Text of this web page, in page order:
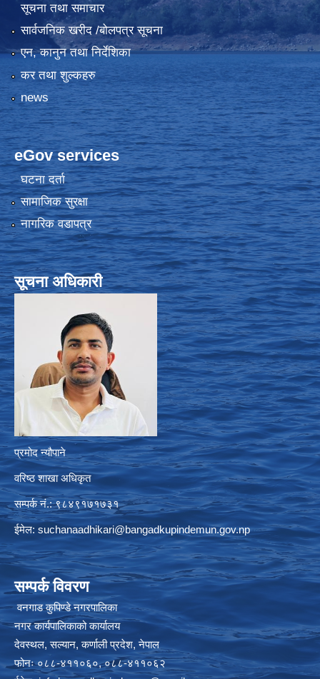
सूचना तथा समाचार
सार्वजनिक खरीद /बोलपत्र सूचना
एन, कानुन तथा निर्देशिका
कर तथा शुल्कहरु
news
eGov services
घटना दर्ता
सामाजिक सुरक्षा
नागरिक वडापत्र
सूचना अधिकारी
प्रमोद न्यौपाने
वरिष्ठ शाखा अधिकृत
सम्पर्क नं.: ९८४९१७१७३१
ईमेल: suchanaadhikari@bangadkupindemun.gov.np
सम्पर्क विवरण
वनगाड कुपिण्डे नगरपालिका
नगर कार्यपालिकाको कार्यालय
देवस्थल, सल्यान, कर्णाली प्रदेश, नेपाल
फोनः ०८८-४११०६०, ०८८-४११०६२